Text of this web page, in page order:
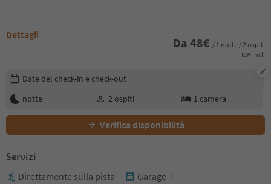
Dettagli
Da 48€ / 1 notte / 2 ospiti
IVA incl.
Modifica i dettagli della prenotazione
Date del check-in e check-out
notte
2 ospiti 1 camera
Verifica disponibilità
Servizi
Direttamente sulla pista
Garage